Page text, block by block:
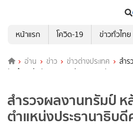
หน้าแรก
โควิด-19 ข่าวทั่วไทย
อ่าน ข่าว ข่าวต่างประเทศ
สำ
รับตำแหน่งประธานาธิบดีครบ 100 วัน
สำรวจผลงานทรัมป์
ตำแหน่งประธานาธิบ